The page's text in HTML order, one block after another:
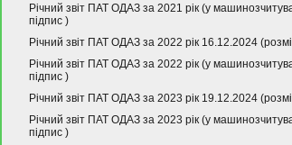
Річний звіт ПАТ ОДАЗ за 2021 рік (у
підпис )
Річний звіт ПАТ ОДАЗ за 2022 рік 16.12.2024
Річний звіт ПАТ ОДАЗ за 2022 рік (у
підпис )
Річний звіт ПАТ ОДАЗ за 2023 рік 19.12.2024
Річний звіт ПАТ ОДАЗ за 2023 рік (у
підпис )